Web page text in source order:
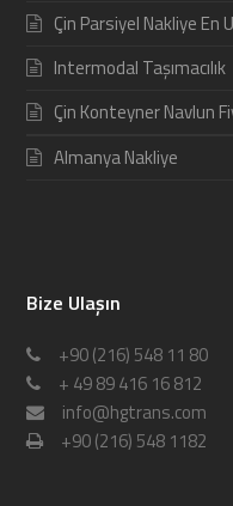
Çin Parsiyel Nakliye En
Intermodal Taşımacılık
Çin Konteyner Navlun
Almanya Nakliye
Bize Ulaşın
+90 (216) 548 11 80
+ 49 89 416 16 812
info@hgtrans.com
+90 (216) 548 1182